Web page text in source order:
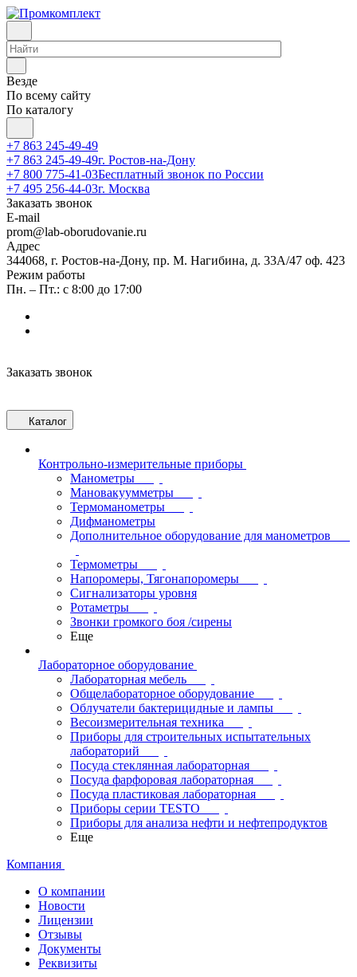
Везде
По всему сайту
По каталогу
+7 863 245-49-49
+7 863 245-49-49г. Ростов-на-Дону
+7 800 775-41-03Бесплатный звонок по России
+7 495 256-44-03г. Москва
Заказать звонок
E-mail
prom@lab-oborudovanie.ru
Адрес
344068, г. Ростов-на-Дону, пр. М. Нагибина, д. 33А/47 оф. 423
Режим работы
Пн. – Пт.: с 8:00 до 17:00
Заказать звонок
Каталог
Контрольно-измерительные приборы
Манометры
Мановакуумметры
Термоманометры
Дифманометры
Дополнительное оборудование для манометров
Термометры
Напоромеры, Тягонапоромеры
Сигнализаторы уровня
Ротаметры
Звонки громкого боя /сирены
Еще
Лабораторное оборудование
Лабораторная мебель
Общелабораторное оборудование
Облучатели бактерицидные и лампы
Весоизмерительная техника
Приборы для строительных испытательных
лабораторий
Посуда стеклянная лабораторная
Посуда фарфоровая лабораторная
Посуда пластиковая лабораторная
Приборы серии TESTO
Приборы для анализа нефти и нефтепродуктов
Еще
Компания
О компании
Новости
Лицензии
Отзывы
Документы
Реквизиты